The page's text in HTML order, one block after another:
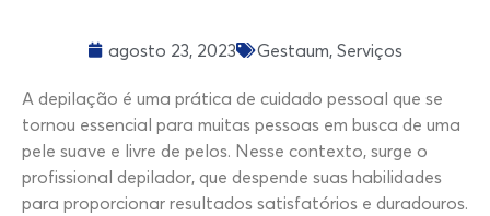
agosto 23, 2023 Gestaum, Serviços
A depilação é uma prática de cuidado pessoal que se
tornou essencial para muitas pessoas em busca de uma
pele suave e livre de pelos. Nesse contexto, surge o
profissional depilador, que despende suas habilidades
para proporcionar resultados satisfatórios e duradouros.